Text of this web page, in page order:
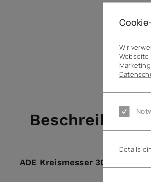
Beschreibung
ADE Kreismesser 300 mm,
Wir
Details